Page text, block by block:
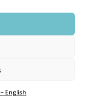
English